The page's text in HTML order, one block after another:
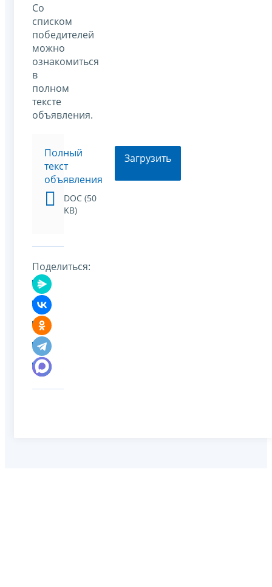
Со
списком
победителей
можно
ознакомиться
в
полном
тексте
объявления.
Полный
текст
объявления
DOC (50
KB)
Загрузить
Поделиться: